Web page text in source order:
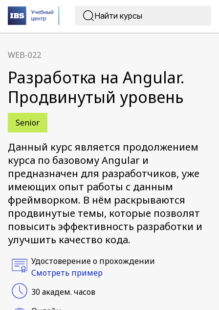
WEB-022
Разработка на Angular.
Продвинутый уровень
Senior
Данный курс является продолжением
курса по базовому Angular и
предназначен для разработчиков, уже
имеющих опыт работы с данным
фреймворком. В нём раскрываются
продвинутые темы, которые позволят
повысить эффективность разработки и
улучшить качество кода.
Удостоверение о прохождении
Смотреть пример
30 академ. часов